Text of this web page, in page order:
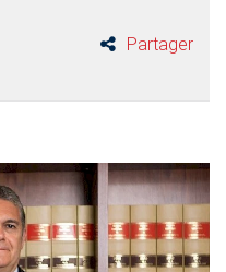
Partager